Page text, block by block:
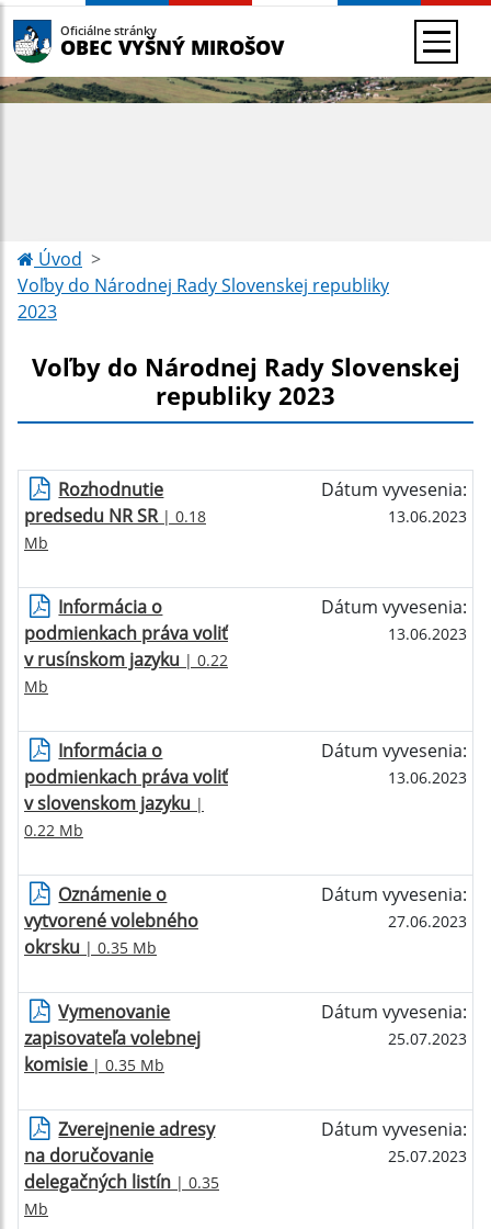
Oficiálne stránky
OBEC VYŠNÝ MIROŠOV
Úvod
Voľby do Národnej Rady Slovenskej republiky
2023
Voľby do Národnej Rady Slovenskej
republiky 2023
Rozhodnutie
predsedu NR SR| 0.18
Mb
Dátum vyvesenia:
13.06.2023
Informácia o
podmienkach práva voliť
v rusínskom jazyku | 0.22
Mb
Dátum vyvesenia:
13.06.2023
Informácia o
podmienkach práva voliť
v slovenskom jazyku |
0.22 Mb
Dátum vyvesenia:
13.06.2023
Oznámenie o
vytvorené volebného
okrsku | 0.35 Mb
Dátum vyvesenia:
27.06.2023
Vymenovanie
zapisovateľa volebnej
komisie | 0.35 Mb
Dátum vyvesenia:
25.07.2023
Zverejnenie adresy
na doručovanie
delegačných listín | 0.35
Mb
Dátum vyvesenia:
25.07.2023